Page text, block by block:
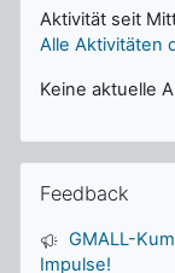
Aktivität seit
Alle Aktivitäten
Keine aktuelle
Feedback
GMALL-
Impulse!